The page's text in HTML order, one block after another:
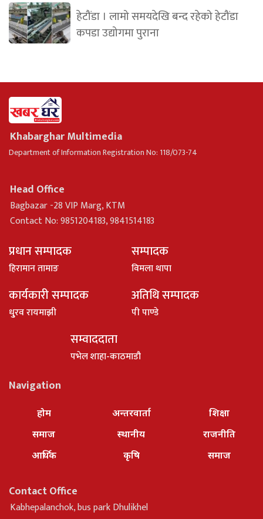
हेटौंडा । लामो समयदेखि बन्द रहेको हेटौंडा
कपडा उद्योगमा पुराना
Khabarghar Multimedia
Department of Information Registration No: 118/073-74
Head Office
Bagbazar -28 VIP Marg, KTM
Contact No: 9851204183, 9841514183
प्रधान सम्पादक
हिरामान तामाङ
सम्पादक
विमला थापा
कार्यकारी सम्पादक
धु्रव रायमाझी
अतिथि सम्पादक
पी पाण्डे
सम्वाददाता
पभेल शाहा-काठमाडौ
Navigation
होम
समाज
आर्थिक
अन्तरवार्ता
स्थानीय
कृषि
शिक्षा
राजनीति
समाज
Contact Office
Kabhepalanchok, bus park Dhulikhel